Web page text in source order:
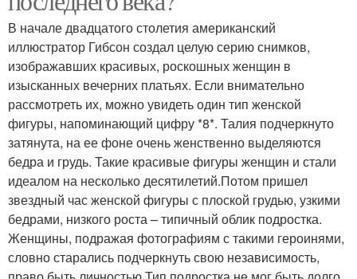
В начале двадцатого столетия американский
иллюстратор Гибсон создал целую серию снимков,
изображавших красивых, роскошных женщин в
изысканных вечерних платьях. Если внимательно
рассмотреть их, можно увидеть один тип женской
фигуры, напоминающий цифру *8*. Талия подчеркнуто
затянута, на ее фоне очень женственно выделяются
бедра и грудь. Такие красивые фигуры женщин и стали
идеалом на несколько десятилетий.Потом пришел
звездный час женской фигуры с плоской грудью, узкими
бедрами, низкого роста – типичный облик подростка.
Женщины, подражая фотографиям с такими героинями,
словно старались подчеркнуть свою независимость,